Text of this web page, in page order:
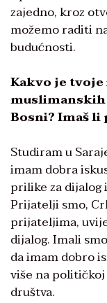
zajedno, kroz
možemo raditi
budućnosti.
Kakvo je
muslimanskih
Bosni? Imaš
Studiram u
imam dobra
prilike za dijalog
Prijatelji smo,
prijateljima,
dijalog. Imali
da imam dobro
više na
društva.